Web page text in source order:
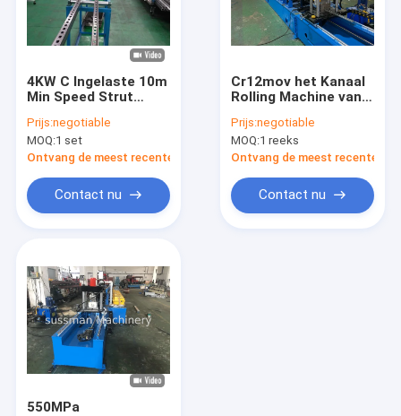
Ongeveer ons
Contacteer ons
Nieuws
Kabelgoot Roll vormmachine
Stud en track roll vormen machine
Het Broodje dat van CZ Purlin Machine vormt
4KW C Ingelaste 10m
Min Speed Strut
Machine met
Tandentanding
vormen
Prijs:negotiable
MOQ:1 set
Ontvang de meest recente Prijs
Contact nu
Cr12mov het Kanaal
Rolling Machine van
Prijs:negotiable
MOQ:1 reeks
Ontvang de meest recente
Contact nu
550MPa